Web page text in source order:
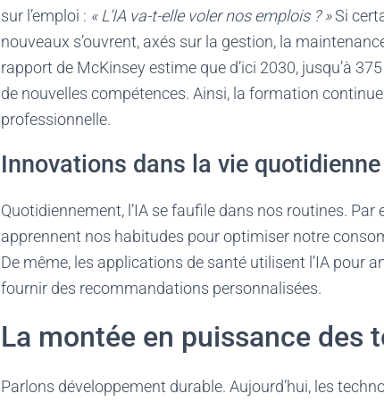
sur l’emploi : « L’IA va-t-elle voler nos emplois ? »Si
nouveaux s’ouvrent, axés sur la gestion, la
rapport de McKinsey estime que d’ici 2030, jusqu’à
de nouvelles compétences. Ainsi, la formation
professionnelle.
Innovations dans la vie quotidienne
Quotidiennement, l’IA se faufile dans nos routines.
apprennent nos habitudes pour optimiser notre
De même, les applications de santé utilisent l’IA pour
fournir des recommandations personnalisées.
La montée en puissance des
Parlons développement durable. Aujourd’hui, les